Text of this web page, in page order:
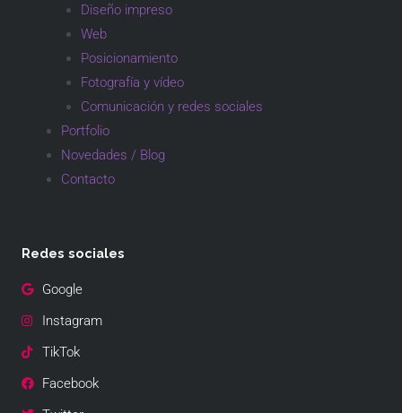
Diseño impreso
Web
Posicionamiento
Fotografía y vídeo
Comunicación y redes sociales
Portfolio
Novedades / Blog
Contacto
Redes sociales
Google
Instagram
TikTok
Facebook